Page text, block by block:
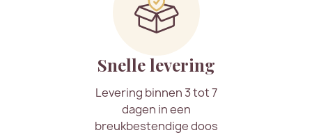
Snelle levering
Levering binnen 3 tot 7
dagen in een
breukbestendige doos